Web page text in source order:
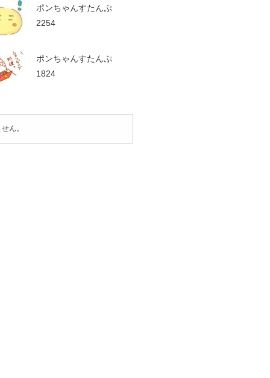
ポンちゃんすたんぷ
2254
ポンちゃんすたんぷ
1824
ん。